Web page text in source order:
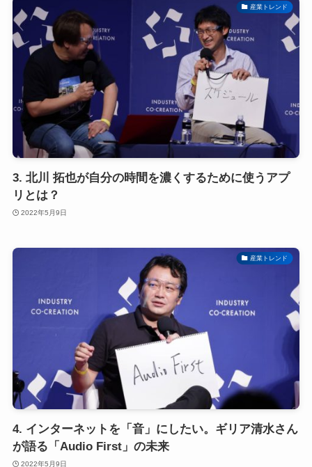
産業トレンド
3. 北川 拓也が自分の時間を濃くするために使うアプ
リとは？
2022年5月9日
産業トレンド
4. インターネットを「音」にしたい。ギリア清水さん
が語る「Audio First」の未来
2022年5月9日